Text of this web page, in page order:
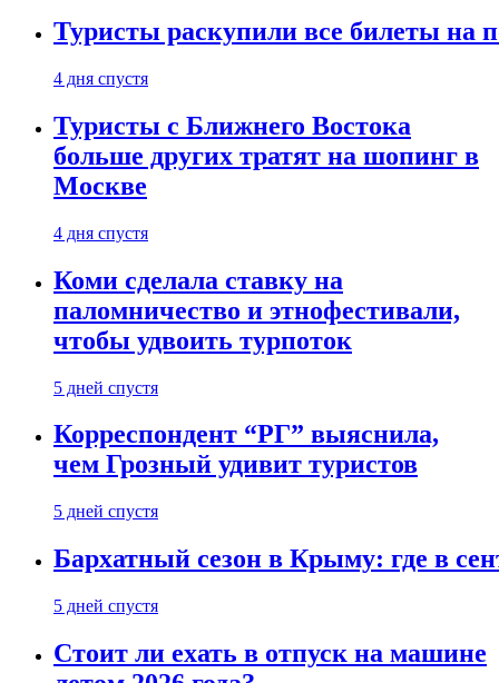
Туристы раскупили все билеты на
4 дня спустя
Туристы с Ближнего Востока
больше других тратят на шопинг в
Москве
4 дня спустя
Коми сделала ставку на
паломничество и этнофестивали,
чтобы удвоить турпоток
5 дней спустя
Корреспондент “РГ” выяснила,
чем Грозный удивит туристов
5 дней спустя
Бархатный сезон в Крыму: где в
5 дней спустя
Стоит ли ехать в отпуск на машине